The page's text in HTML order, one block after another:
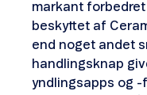
markant forbedret
beskyttet af
end noget andet
handlingsknap
yndlingsapps og -